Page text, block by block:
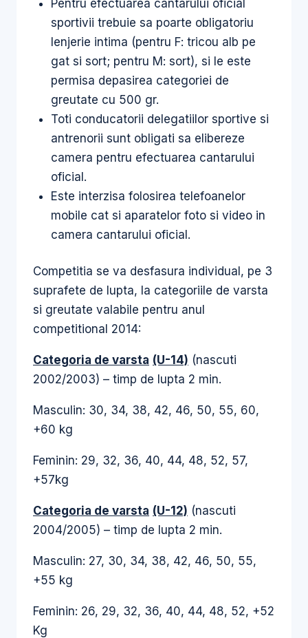
Pentru efectuarea cantarului oficial
sportivii trebuie sa poarte obligatoriu
lenjerie intima (pentru F: tricou alb pe
gat si sort; pentru M: sort), si le este
permisa depasirea categoriei de
greutate cu 500 gr.
Toti conducatorii delegatiilor sportive si
antrenorii sunt obligati sa elibereze
camera pentru efectuarea cantarului
oficial.
Este interzisa folosirea telefoanelor
mobile cat si aparatelor foto si video in
camera cantarului oficial.
Competitia se va desfasura individual, pe 3
suprafete de lupta, la categoriile de varsta
si greutate valabile pentru anul
competitional 2014:
Categoria de varsta (U-14) (nascuti
2002/2003) – timp de lupta 2 min.
Masculin: 30, 34, 38, 42, 46, 50, 55, 60,
+60 kg
Feminin: 29, 32, 36, 40, 44, 48, 52, 57,
+57kg
Categoria de varsta (U-12) (nascuti
2004/2005) – timp de lupta 2 min.
Masculin: 27, 30, 34, 38, 42, 46, 50, 55,
+55 kg
Feminin: 26, 29, 32, 36, 40, 44, 48, 52, +52
Kg